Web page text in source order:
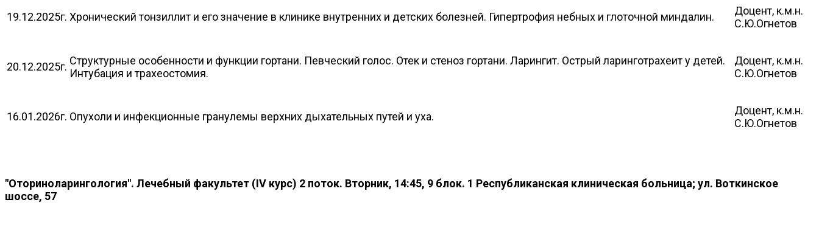
19.12.2025г. Хронический тонзиллит и его значение в клинике внутренних и детских болезней. Гипертрофия небных и глоточной миндалин.
Доцент, к.м.н.
С.Ю.Огнетов
20.12.2025г. Структурные особенности и функции гортани. Певческий голос. Отек и стеноз гортани. Ларингит. Острый ларинготрахеит у детей.
Интубация и трахеостомия.
Доцент, к.м.н.
С.Ю.Огнетов
16.01.2026г. Опухоли и инфекционные гранулемы верхних дыхательных путей и уха.
Доцент, к.м.н.
С.Ю.Огнетов
"Оториноларингология". Лечебный факультет (IV курс) 2 поток. Вторник, 14:45, 9 блок. 1 Республиканская клиническая больница; ул. Воткинское
шоссе, 57